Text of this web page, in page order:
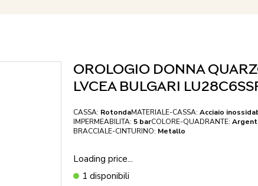
OROLOGIO DONNA
LVCEA BULGARI
CASSA: RotondaMATERIALE-CASSA: Acciaio
IMPERMEABILITA: 5 barCOLORE-QUADRANTE:
BRACCIALE-CINTURINO: Metallo
Loading price...
1 disponibili